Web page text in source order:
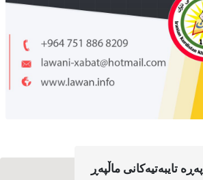
په‌ڕه‌ تایبه‌تیه‌کانی ماڵپه‌ڕ